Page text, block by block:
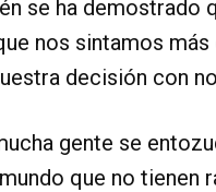
se ha demostrado
nos sintamos
decisión con
gente se
que no tienen